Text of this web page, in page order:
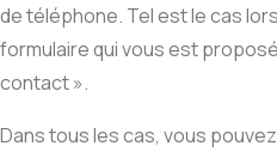
de téléphone. Tel est le cas
formulaire qui vous est
contact ».
Dans tous les cas, vous